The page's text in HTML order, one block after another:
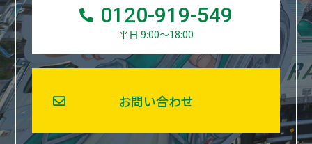
0120-919-549
平日 9:00～18:00
お問い合わせ